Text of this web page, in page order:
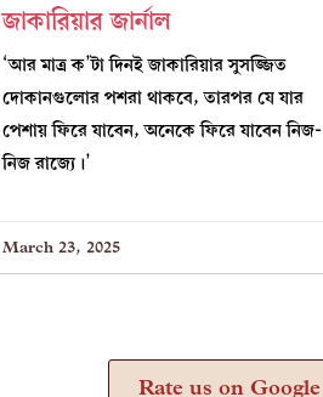
জাকারিয়ার জার্নাল
‘আর মাত্র ক’টা দিনই জাকারিয়ার সুসজ্জিত
দোকানগুলোর পশরা থাকবে, তারপর যে যার
পেশায় ফিরে যাবেন, অনেকে ফিরে যাবেন নিজ-
নিজ রাজ্যে।’
March 23, 2025
Rate us on Google